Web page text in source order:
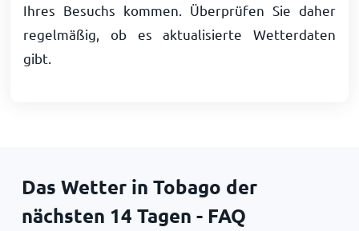
Ihres Besuchs kommen. Überprüfen Sie daher
regelmäßig, ob es aktualisierte Wetterdaten
gibt.
Das Wetter in Tobago der
nächsten 14 Tagen - FAQ